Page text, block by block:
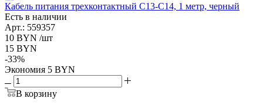
Кабель питания трехконтактный С13-С14, 1 метр, черный
Есть в наличии
Арт.: 559357
10 BYN /шт
15 BYN
-33%
Экономия 5 BYN
В корзину